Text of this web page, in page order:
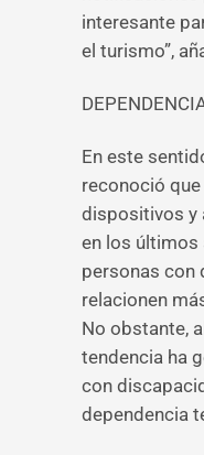
interesante
el turismo”,
En este
reconoció
dispositivos y
en los últimos
personas con
relacionen
No obstante,
tendencia ha
con
dependencia